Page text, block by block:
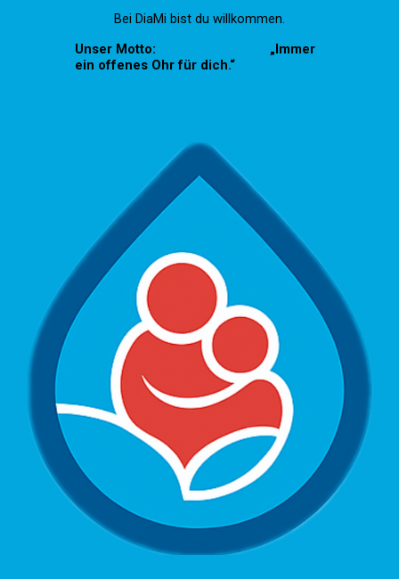
Bei DiaMi bist du willkommen.
Unser Motto:
„Immer
ein offenes Ohr für dich.“